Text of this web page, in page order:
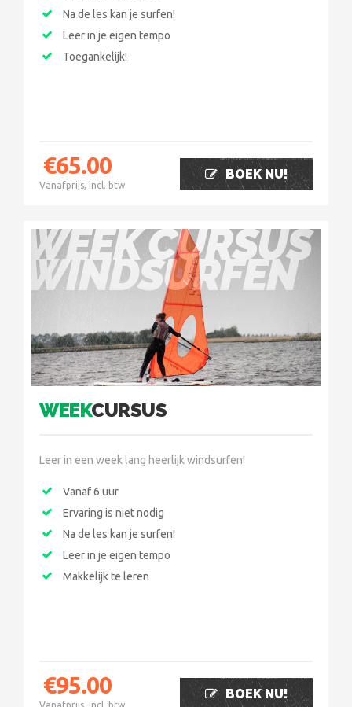
Na de les kan je surfen!
Leer in je eigen tempo
Toegankelijk!
€65.00
Vanafprijs, incl. btw
BOEK NU!
WEEK CURSUS
WINDSURFEN
WEEKCURSUS
Leer in een week lang heerlijk windsurfen!
Vanaf 6 uur
Ervaring is niet nodig
Na de les kan je surfen!
Leer in je eigen tempo
Makkelijk te leren
€95.00 BOEK NU!